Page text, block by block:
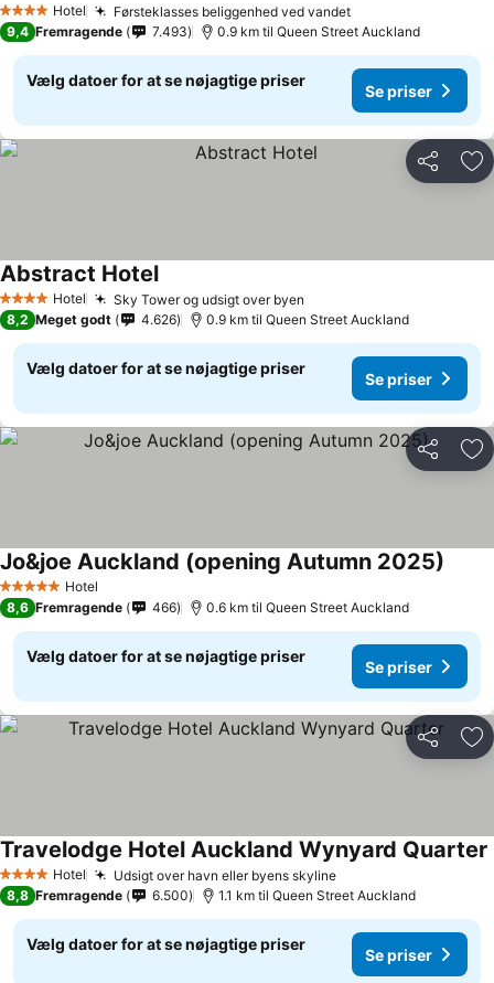
4 StjernerHotel Førsteklasses beliggenhed ved vandet
9,4 Fremragende 7.493 0.9 km til Queen Street Auckland
Vælg datoer for at se nøjagtige priser
Se priser
Del
4 StjernerHotel Sky Tower og udsigt over byen
Abstract Hotel
8,2 Meget godt 4.626 0.9 km til Queen Street Auckland
Vælg datoer for at se nøjagtige priser
Se priser
Del
5 Stjerner Hotel
Jo&joe Auckland (opening Autumn 2025)
8,6 Fremragende 466 0.6 km til Queen Street Auckland
Vælg datoer for at se nøjagtige priser
Se priser
Del
4 StjernerHotel Udsigt over havn eller byens skyline
Travelodge Hotel Auckland Wynyard Quarter
8,8 Fremragende 6.500 1.1 km til Queen Street Auckland
Vælg datoer for at se nøjagtige priser
Se priser